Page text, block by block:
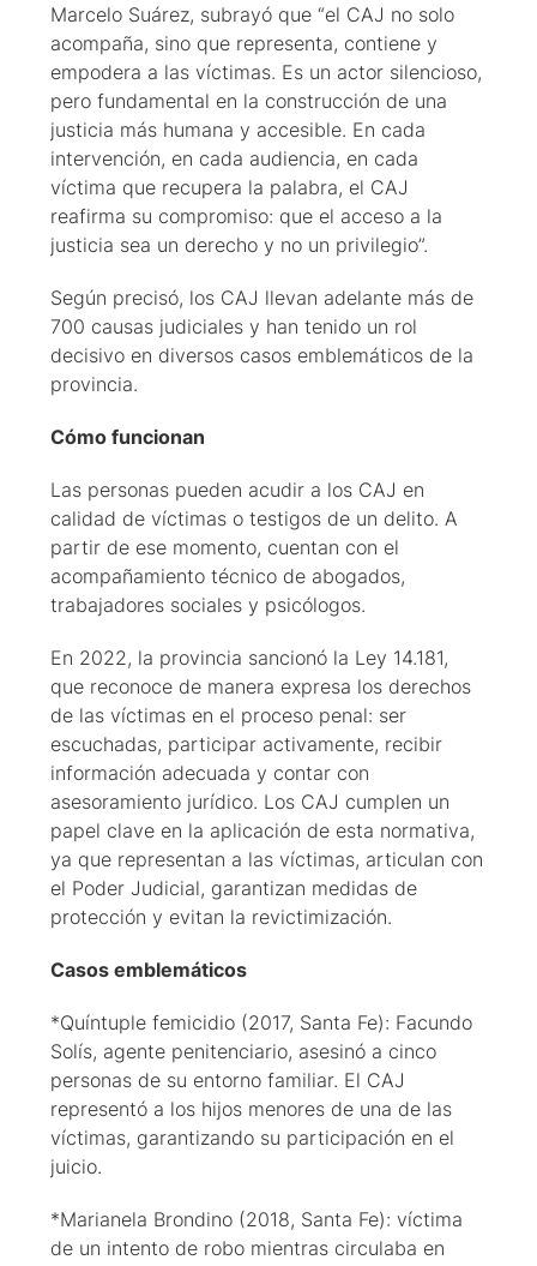
Marcelo Suárez, subrayó que “el CAJ no solo
acompaña, sino que representa, contiene y
empodera a las víctimas. Es un actor silencioso,
pero fundamental en la construcción de una
justicia más humana y accesible. En cada
intervención, en cada audiencia, en cada
víctima que recupera la palabra, el CAJ
reafirma su compromiso: que el acceso a la
justicia sea un derecho y no un privilegio”.
Según precisó, los CAJ llevan adelante más de
700 causas judiciales y han tenido un rol
decisivo en diversos casos emblemáticos de la
provincia.
Cómo funcionan
Las personas pueden acudir a los CAJ en
calidad de víctimas o testigos de un delito. A
partir de ese momento, cuentan con el
acompañamiento técnico de abogados,
trabajadores sociales y psicólogos.
En 2022, la provincia sancionó la Ley 14.181,
que reconoce de manera expresa los derechos
de las víctimas en el proceso penal: ser
escuchadas, participar activamente, recibir
información adecuada y contar con
asesoramiento jurídico. Los CAJ cumplen un
papel clave en la aplicación de esta normativa,
ya que representan a las víctimas, articulan con
el Poder Judicial, garantizan medidas de
protección y evitan la revictimización.
Casos emblemáticos
*Quíntuple femicidio (2017, Santa Fe): Facundo
Solís, agente penitenciario, asesinó a cinco
personas de su entorno familiar. El CAJ
representó a los hijos menores de una de las
víctimas, garantizando su participación en el
juicio.
*Marianela Brondino (2018, Santa Fe): víctima
de un intento de robo mientras circulaba en